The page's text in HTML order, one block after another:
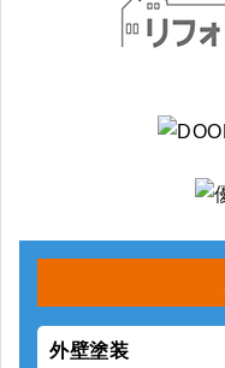
外壁塗装